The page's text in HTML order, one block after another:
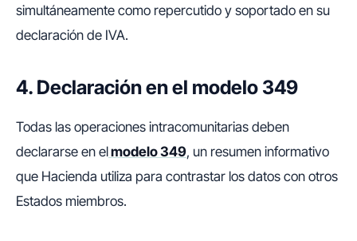
simultáneamente como repercutido y soportado en su
declaración de IVA.
4. Declaración en el modelo 349
Todas las operaciones intracomunitarias deben
declararse en elmodelo 349, un resumen informativo
que Hacienda utiliza para contrastar los datos con otros
Estados miembros.